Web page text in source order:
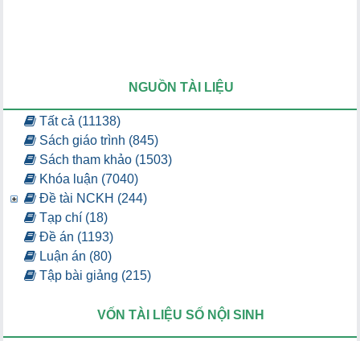
NGUỒN TÀI LIỆU
Tất cả (11138)
Sách giáo trình (845)
Sách tham khảo (1503)
Khóa luận (7040)
Đề tài NCKH (244)
Tạp chí (18)
Đề án (1193)
Luận án (80)
Tập bài giảng (215)
VỐN TÀI LIỆU SỐ NỘI SINH